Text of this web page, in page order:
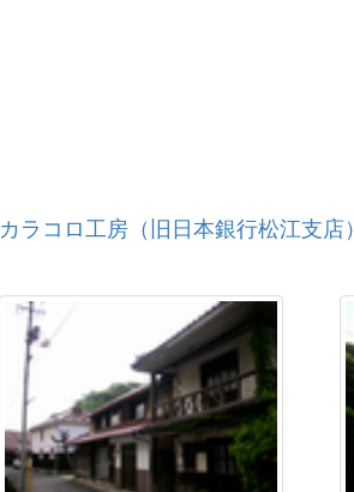
カラコロ工房（旧日本銀行松江支店